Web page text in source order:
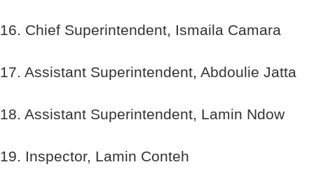
16. Chief Superintendent, Ismaila Camara
17. Assistant Superintendent, Abdoulie Jatta
18. Assistant Superintendent, Lamin Ndow
19. Inspector, Lamin Conteh